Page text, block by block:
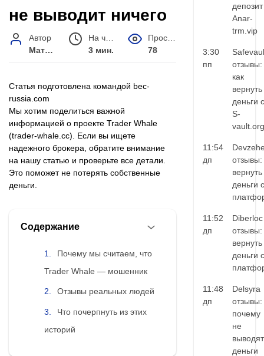
не выводит ничего
Автор
Матвей Иванов
3 мин.
78
Статья подготовлена командой bec-
russia.com
Мы хотим поделиться важной
информацией о проекте Trader Whale
(trader-whale.cc). Если вы ищете
надежного брокера, обратите внимание
на нашу статью и проверьте все детали.
Это поможет не потерять собственные
деньги.
Содержание
Почему мы считаем, что
Trader Whale — мошенник
Отзывы реальных людей
Что почерпнуть из этих
историй
Anar-
trm.vip
3:30
пп
отзывы:
как
вернуть
деньги с
S-
vault.org
11:54
дп
отзывы:
вернуть
деньги с
11:52
дп
Diberloc
отзывы:
вернуть
деньги с
11:48
дп
Delsyra
отзывы:
почему
не
выводят
деньги